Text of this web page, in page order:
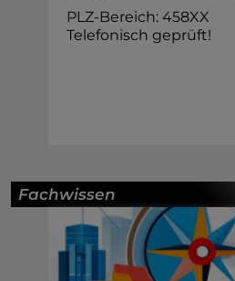
PLZ-Bereich: 458XX
Telefonisch geprüft!
Fachwissen